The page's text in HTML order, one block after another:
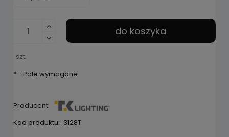
szt.
do koszyka
*- Pole wymagane
Producent:
Kod produktu: 3128T